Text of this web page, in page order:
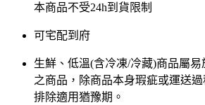
本商品不受24h到貨限制
可宅配到府
生鮮、低溫(含冷凍/冷藏)商品屬
之商品，除商品本身瑕疵或運送過
排除適用猶豫期。